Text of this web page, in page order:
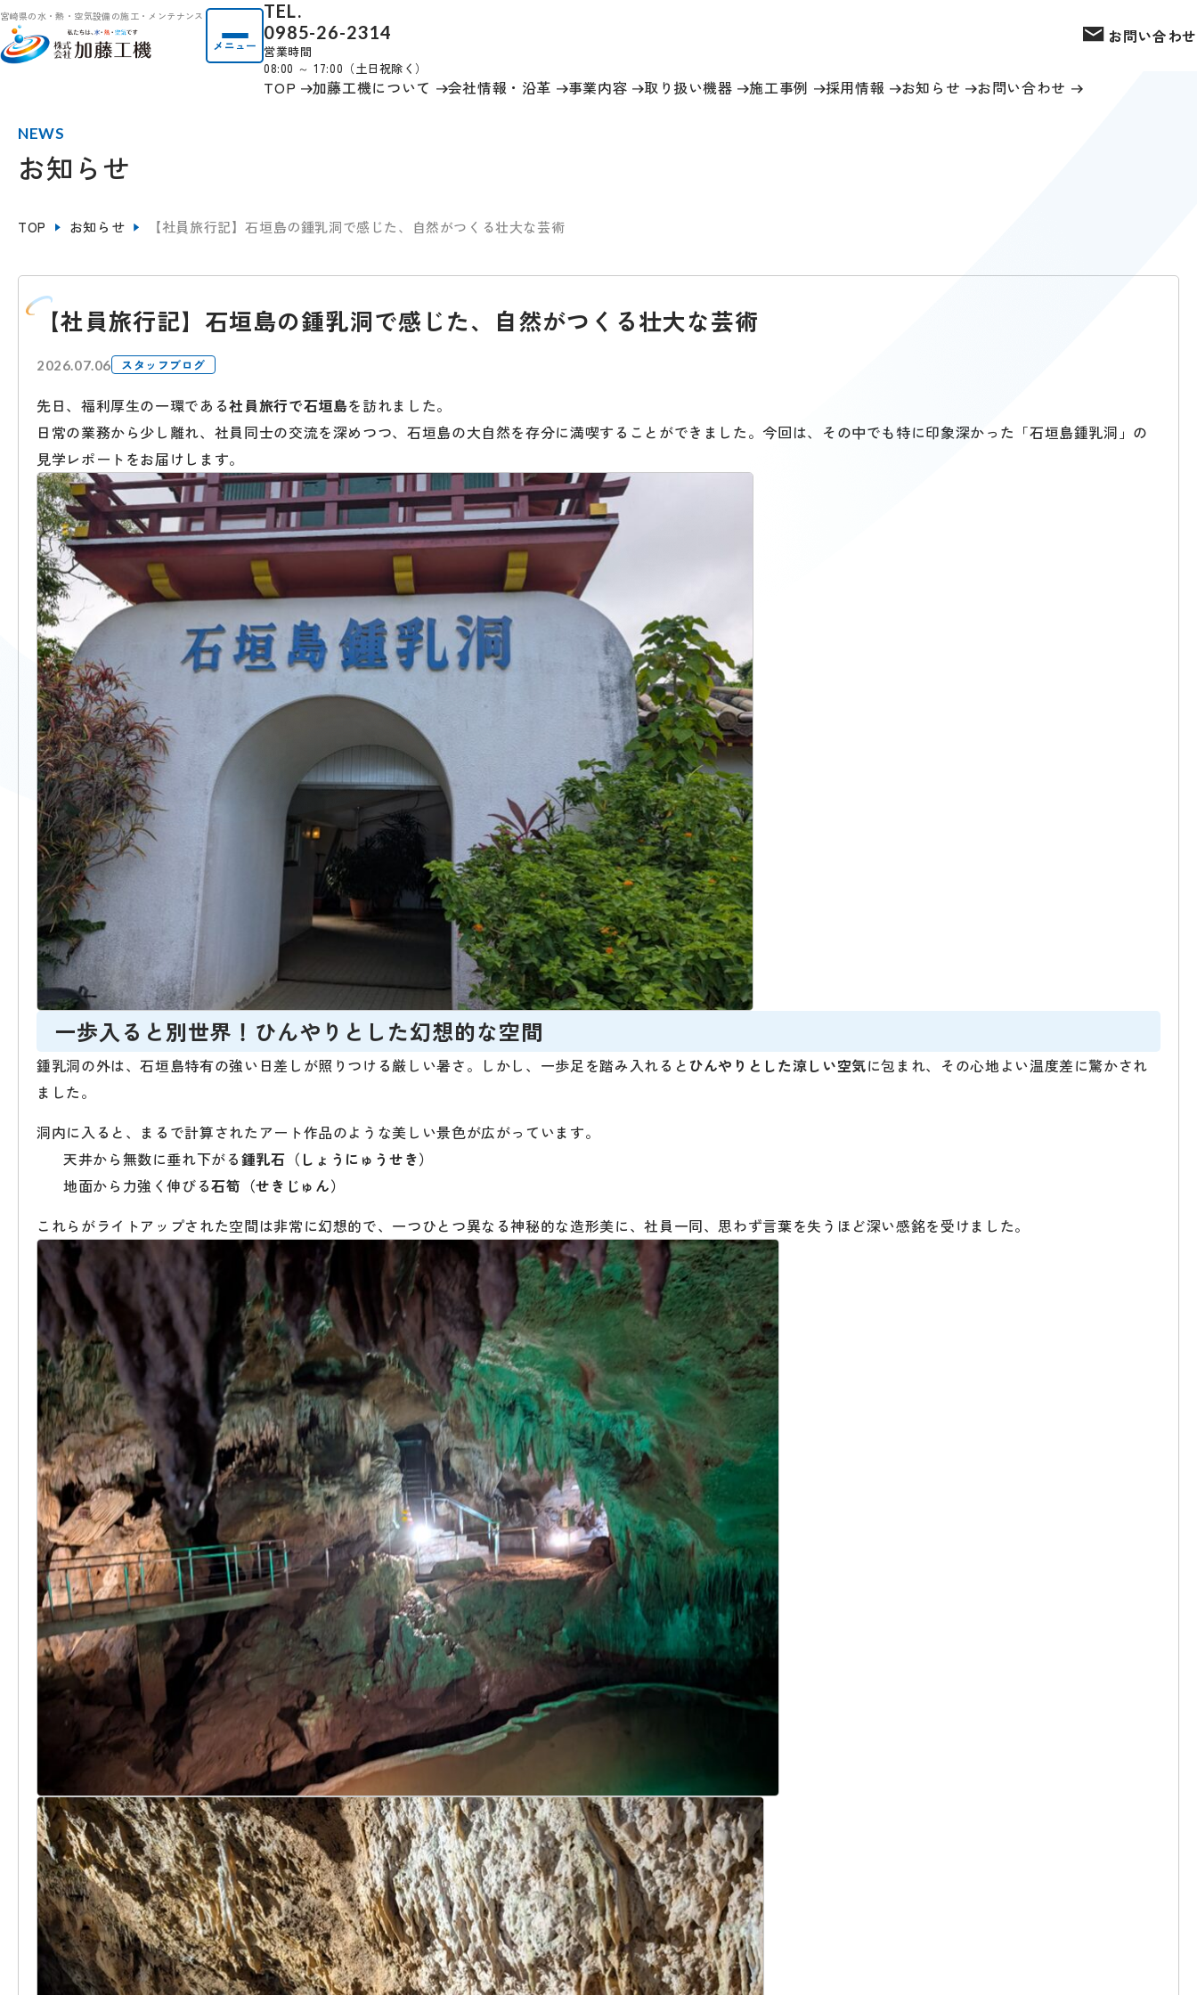
宮崎県の水・熱・空気設備の施工・メンテナンス
メニュー
TEL.
0985-26-2314
営業時間
08:00 ～ 17:00（土日祝除く）
TOP 加藤工機について 会社情報 ・沿革 事業内容 取り扱い機器 施工事例 採用情報 お知らせ お問い合わせ
お問い合わせ
NEWS
お知らせ
TOP お知らせ 【社員旅行記】石垣島の鍾乳洞で感じた、自然がつくる壮大な芸術
【社員旅行記】石垣島の鍾乳洞で感じた、自然がつくる壮大な芸術
2026.07.06 スタッフブログ
先日、福利厚生の一環である社員旅行で石垣島を訪れました。
日常の業務から少し離れ、社員同士の交流を深めつつ、石垣島の大自然を存分に満喫することができました。今回は、その中でも特に印象深かった「石垣島鍾乳洞」の
見学レポートをお届けします。
一歩入ると別世界！ひんやりとした幻想的な空間
鍾乳洞の外は、石垣島特有の強い日差しが照りつける厳しい暑さ。しかし、一歩足を踏み入れると ひんやりとした涼しい空気に包まれ、その心地よい温度差に驚かされ
ました。
洞内に入ると、まるで計算されたアート作品のような美しい景色が広がっています。
天井から無数に垂れ下がる鍾乳石（しょうにゅうせき）
地面から力強く伸びる石筍（せきじゅん）
これらがライトアップされた空間は非常に幻想的で、一つひとつ異なる神秘的な造形美に、社員一同、思わず言葉を失うほど深い感銘を受けました。